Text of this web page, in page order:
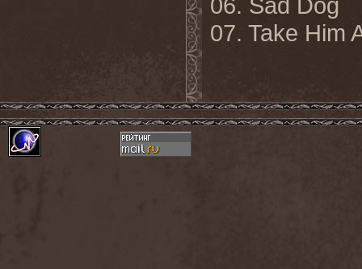
07. Take Him